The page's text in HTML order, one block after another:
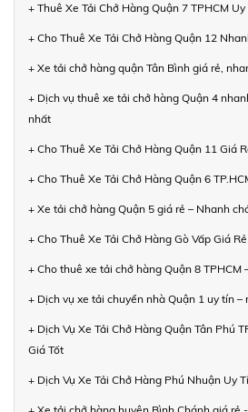
+ Thuê Xe Tải Chở Hàng Quận 7 TPHCM
+ Cho Thuê Xe Tải Chở Hàng Quận 12
+ Xe tải chở hàng quận Tân Bình giá rẻ,
+ Dịch vụ thuê xe tải chở hàng Quận 4
nhất
+ Cho Thuê Xe Tải Chở Hàng Quận 11 Giá
+ Cho Thuê Xe Tải Chở Hàng Quận 6
+ Xe tải chở hàng Quận 5 giá rẻ – Nhanh
+ Cho Thuê Xe Tải Chở Hàng Gò Vấp Giá
+ Cho thuê xe tải chở hàng Quận 8 TPHCM
+ Dịch vụ xe tải chuyển nhà Quận 1 uy tín –
+ Dịch Vụ Xe Tải Chở Hàng Quận Tân Phú
Giá Tốt
+ Dịch Vụ Xe Tải Chở Hàng Phú Nhuận Uy